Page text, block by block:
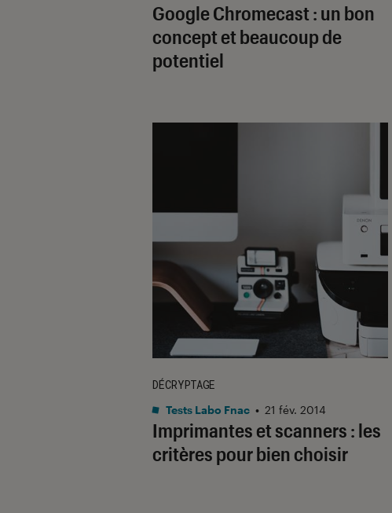
Google Chromecast : un bon
concept et beaucoup de
potentiel
Imprimantes et scanners : les
critères pour bien choisir
DÉCRYPTAGE
Tests Labo Fnac • 21 fév. 2014